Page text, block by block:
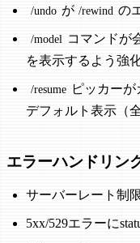
/undo が /rewind の
/model コマンドが
を表示するよう強
/resume ピッカー
デフォルト表示（
エラーハンドリン
サーバーレート制
5xx/529エラーに